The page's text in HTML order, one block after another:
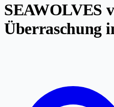
SEAWOLVES
Überraschung